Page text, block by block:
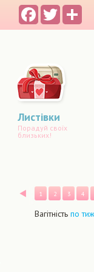
FacebookTwitter
Листівки
Порадуй своїх
близьких!
Назад
1 2 3 4
Вагітність по